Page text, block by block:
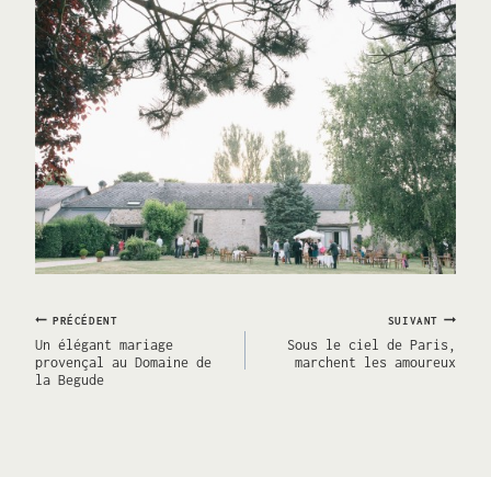
Navigation
de
PRÉCÉDENT
Un élégant mariage
provençal au Domaine de
la Begude
SUIVANT
Sous le ciel de Paris,
marchent les amoureux